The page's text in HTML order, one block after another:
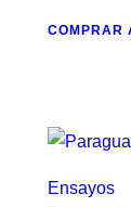
COMPRAR
Ensayos